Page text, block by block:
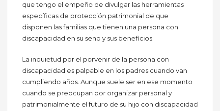
que tengo el empeño de divulgar las herramientas
específicas de protección patrimonial de que
disponen las familias que tienen una persona con
discapacidad en su seno y sus beneficios.
La inquietud por el porvenir de la persona con
discapacidad es palpable en los padres cuando van
cumpliendo años. Aunque suele ser en ese momento
cuando se preocupan por organizar personal y
patrimonialmente el futuro de su hijo con discapacidad